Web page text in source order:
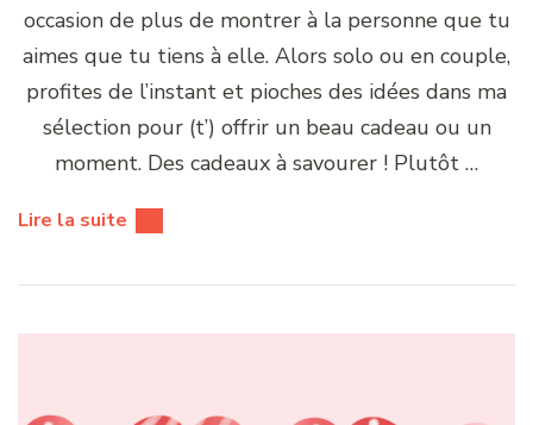
occasion de plus de montrer à la personne que tu
aimes que tu tiens à elle. Alors solo ou en couple,
profites de l’instant et pioches des idées dans ma
sélection pour (t’) offrir un beau cadeau ou un
moment. Des cadeaux à savourer ! Plutôt …
Lire la suite